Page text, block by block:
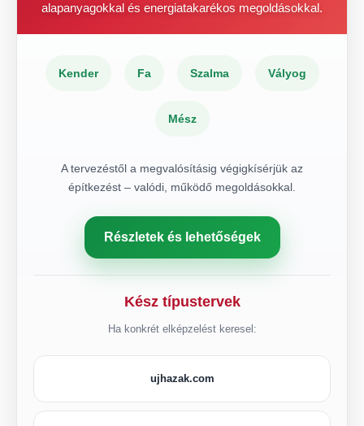
alapanyagokkal és energiatakarékos megoldásokkal.
Kender Fa Szalma Vályog
Mész
A tervezéstől a megvalósításig végigkísérjük az
építkezést – valódi, működő megoldásokkal.
Részletek és lehetőségek
Kész típustervek
Ha konkrét elképzelést keresel:
ujhazak.com